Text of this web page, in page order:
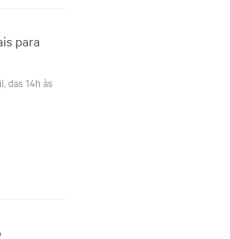
para
das 14h às